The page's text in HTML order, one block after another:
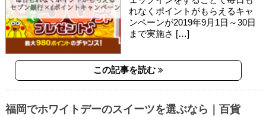
れなくポイントがもらえるキャ
ンペーンが2019年9月1日～30日
まで実施さ […]
この記事を読む
福岡でホワイトデーのスイーツを選ぶなら｜百貨